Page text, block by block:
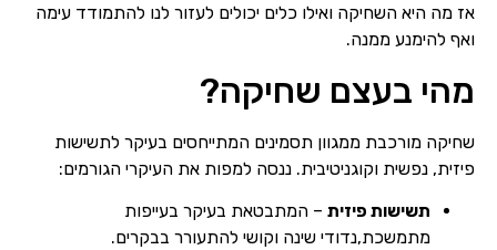
אז מה היא השחיקה ואילו כלים יכולים לעזור לנו להתמודד עימה
ואף להימנע ממנה.
מהי בעצם שחיקה?
שחיקה מורכבת ממגוון תסמינים המתייחסים בעיקר לתשישות
פיזית, נפשית וקוגניטיבית. ננסה למפות את העיקרי הגורמים:
תשישות פיזית – המתבטאת בעיקר בעייפות
מתמשכת,נדודי שינה וקושי להתעורר בבקרים.